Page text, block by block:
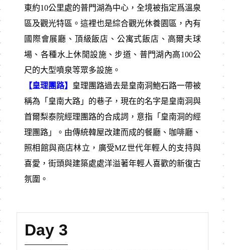
東約10公里處的普門湖為中心，全境被指定爲溫泉
區及觀光特區。這裡也是綜合觀光休養園區，內有
國際會展廳、頂級飯店、公寓式飯店、高爾夫球
場、各種水上休閒設施、步道、普門湖內高100公
尺的大型噴泉等眾多設施。
【皇理團路】
皇理團路過去是皇南洞鮑石路一帶被
稱為「皇南大路」的巷子，現在的名字是皇南洞與
首爾梨泰院經理團路的合成詞，意指「皇南洞的經
理團路」。由傳統韓屋改建而成的餐廳、咖啡廳、
照相館與商店林立，廣受MZ世代年輕人的支持與
喜愛，街頭與建築處處洋溢著年輕人喜歡的新復古
氛圍。
Day 3